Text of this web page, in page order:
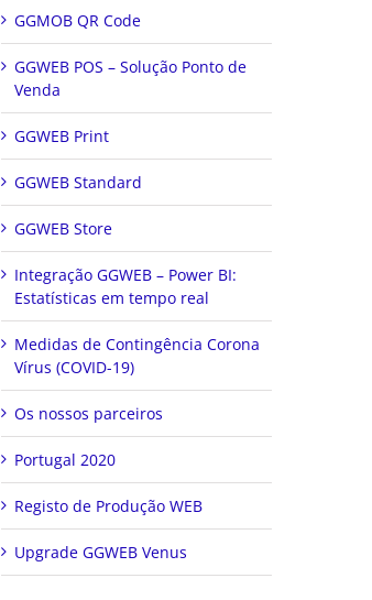
GGMOB QR Code
GGWEB POS – Solução Ponto de
Venda
GGWEB Print
GGWEB Standard
GGWEB Store
Integração GGWEB – Power BI:
Estatísticas em tempo real
Medidas de Contingência Corona
Vírus (COVID-19)
Os nossos parceiros
Portugal 2020
Registo de Produção WEB
Upgrade GGWEB Venus